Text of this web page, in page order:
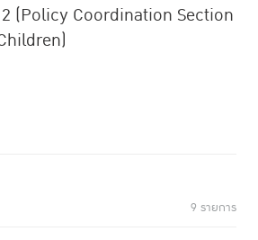
(Policy Coordination Section
9 รายการ